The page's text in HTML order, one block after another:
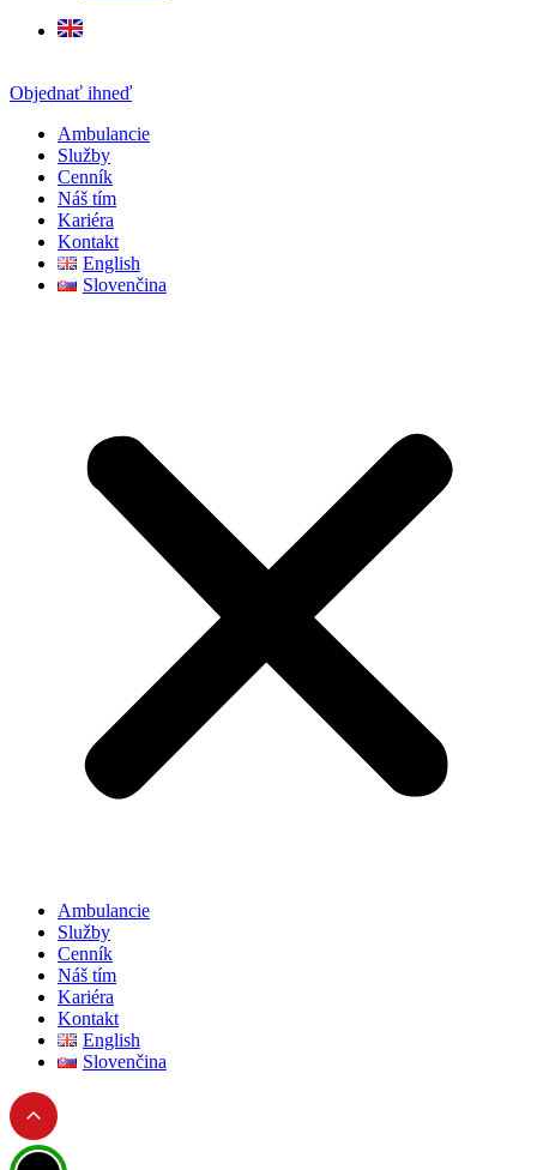
Objednať ihneď
Ambulancie
Služby
Cenník
Náš tím
Kariéra
Kontakt
English
Slovenčina
Ambulancie
Služby
Cenník
Náš tím
Kariéra
Kontakt
English
Slovenčina